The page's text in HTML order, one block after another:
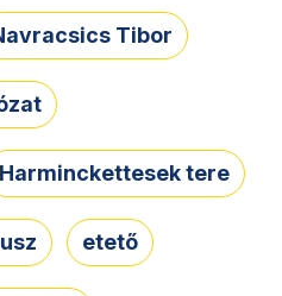
Tibor
Harminckettesek tere
etető